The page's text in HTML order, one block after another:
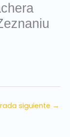
siguiente →